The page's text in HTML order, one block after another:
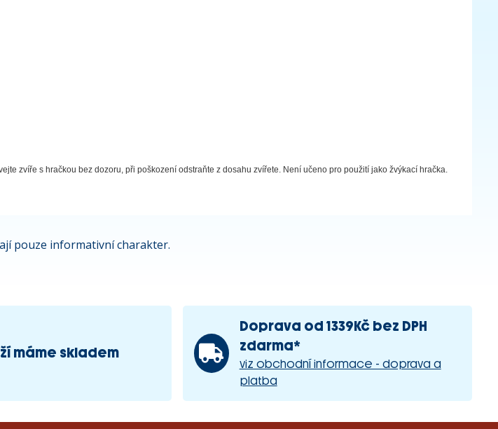
zvíře s hračkou bez dozoru, při poškození odstraňte z dosahu zvířete. Není učeno pro použití jako žvýkací hračka.
pouze informativní charakter.
máme skladem
Doprava od 1339Kč bez DPH
zdarma*
viz obchodní informace - doprava a
platba